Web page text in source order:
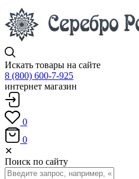
Искать товары на сайте
8 (800) 600-7-925
интернет магазин
0
0
✕
Поиск по сайту